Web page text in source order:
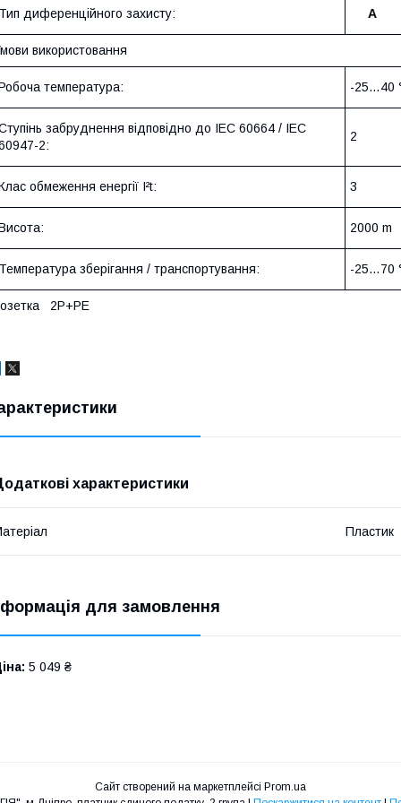
диференційного захисту: A
використовання
температура: -25…40
забруднення відповідно до IEC 60664 / IEC
2:
2
обмеження енергії I²t: 3
2000 m
зберігання / транспортування: -25…70
2P+PE
характеристики
Пластик
для замовлення
5 049 ₴
Сайт створений на маркетплейсі Prom.ua